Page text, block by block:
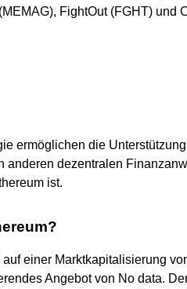
FightOut (FGHT) und
ermöglichen die
anderen dezentralen
ist.
einer Marktkapitalisierung
Angebot von No data.